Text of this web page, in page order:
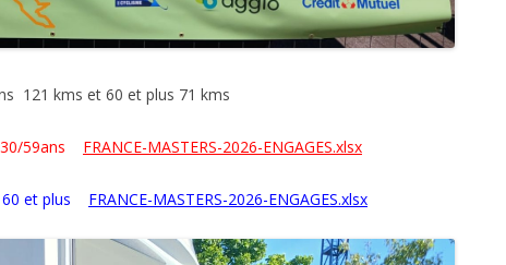
121 kms et 60 et plus 71 kms
59ans FRANCE-MASTERS-2026-ENGAGES.xlsx
60 et plus FRANCE-MASTERS-2026-ENGAGES.xlsx